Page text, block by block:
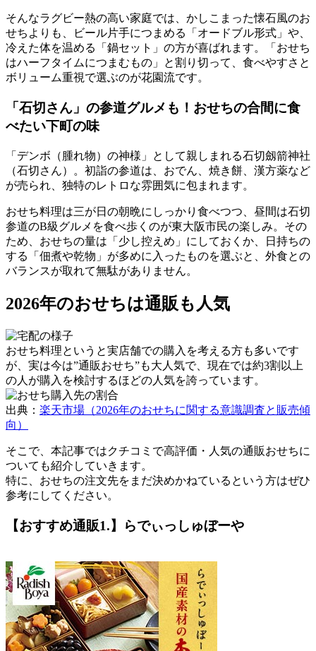
そんなラグビー熱の高い家庭では、かしこまった懐石風のお
せちよりも、
ビール片手につまめる「オードブル形式」 や、
冷えた体を温める「鍋セット」の方が喜ばれます。「おせち
はハーフタイムにつまむもの」と割り切って、食べやすさと
ボリューム重視で選ぶのが花園流です。
「石切さん」の参道グルメも！おせちの合間に食
べたい下町の味
「デンボ（腫れ物）の神様」として親しまれる石切劔箭神社
（石切さん）。初詣の参道は、おでん、焼き餅、漢方薬など
が売られ、独特のレトロな雰囲気に包まれます。
おせち料理は三が日の朝晩にしっかり食べつつ、昼間は石切
参道のB級グルメを食べ歩くのが東大阪市民の楽しみ。その
ため、おせちの量は 「少し控えめ」にしておくか、日持ちの
する「佃煮や乾物」が多めに入ったものを選ぶと、外食との
バランスが取れて無駄がありません。
2026年のおせちは通販も人気
おせち料理というと実店舗での購入を考える方も多いです
が、実は今は”通販おせち”も大人気で、現在では約3割以上
の人が購入を検討するほどの人気を誇っています。
出典： 楽天市場（2026年のおせちに関する意識調査と販売傾
向）
そこで、本記事ではクチコミで高評価・人気の通販おせちに
ついても紹介していきます。
特に、おせちの注文先をまだ決めかねているという方はぜひ
参考にしてください。
【おすすめ通販1.】らでぃっしゅぼーや